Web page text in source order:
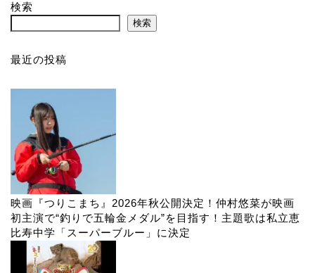
検索
検索
最近の投稿
映画『つりこまち』2026年秋公開決定！仲村悠菜が映画
初主演で“釣りで五輪金メダル”を目指す！主題歌は私立恵
比寿中学「スーパーブルー」に決定